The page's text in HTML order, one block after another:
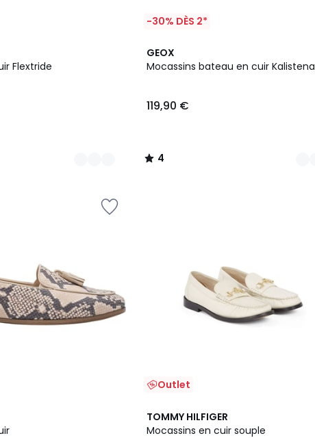
Flextride
-30% DÈS 2*
GEOX
Mocassins bateau en cuir Kalistena
119,90 €
4
/
2
Couleurs
4
/
Outlet
TOMMY HILFIGER
Mocassins en cuir souple
5
/
2
Couleurs